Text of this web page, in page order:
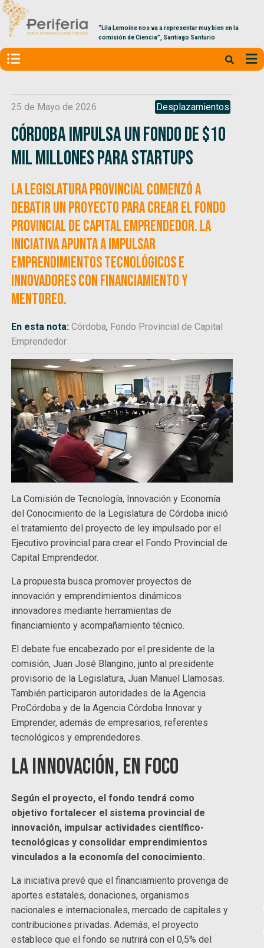
“Lila Lemoine nos va a representar muy bien en la
comisión de Ciencia”, Santiago Santurio
25 de Mayo de 2026 Desplazamientos
Córdoba impulsa un fondo de $10
mil millones para startups
La Legislatura provincial comenzó a
debatir un proyecto para crear el Fondo
Provincial de Capital Emprendedor. La
iniciativa apunta a impulsar
emprendimientos tecnológicos e
innovadores con financiamiento y
mentoreo.
En esta nota:Córdoba, Fondo Provincial de Capital
Emprendedor
La Comisión de Tecnología, Innovación y Economía
del Conocimiento de la Legislatura de Córdoba inició
el tratamiento del proyecto de ley impulsado por el
Ejecutivo provincial para crear el Fondo Provincial de
Capital Emprendedor.
La propuesta busca promover proyectos de
innovación y emprendimientos dinámicos
innovadores mediante herramientas de
financiamiento y acompañamiento técnico.
El debate fue encabezado por el presidente de la
comisión, Juan José Blangino, junto al presidente
provisorio de la Legislatura, Juan Manuel Llamosas.
También participaron autoridades de la Agencia
ProCórdoba y de la Agencia Córdoba Innovar y
Emprender, además de empresarios, referentes
tecnológicos y emprendedores.
La innovación, en foco
Según el proyecto, el fondo tendrá como
objetivo fortalecer el sistema provincial de
innovación, impulsar actividades científico-
tecnológicas y consolidar emprendimientos
vinculados a la economía del conocimiento.
La iniciativa prevé que el financiamiento provenga de
aportes estatales, donaciones, organismos
nacionales e internacionales, mercado de capitales y
contribuciones privadas. Además, el proyecto
establece que el fondo se nutrirá con el 0,5% del